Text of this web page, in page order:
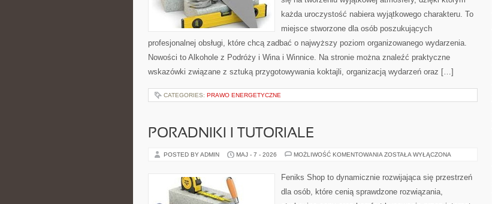
każda uroczystość nabiera wyjątkowego charakteru. To
miejsce stworzone dla osób poszukujących
profesjonalnej obsługi, które chcą zadbać o najwyższy poziom organizowanego wydarzenia.
Nowości to Alkohole z Podróży i Wina i Winnice. Na stronie można znaleźć praktyczne
wskazówki związane z sztuką przygotowywania koktajli, organizacją wydarzeń oraz […]
CATEGORIES: PRAWO ENERGETYCZNE
PORADNIKI I TUTORIALE
POSTED BY ADMIN MAJ - 7 - 2026 MOŻLIWOŚĆ KOMENTOWANIA PORADNIKI
ZOSTAŁA WYŁĄCZONA
Feniks Shop to dynamicznie rozwijająca się przestrzeń
dla osób, które cenią sprawdzone rozwiązania,